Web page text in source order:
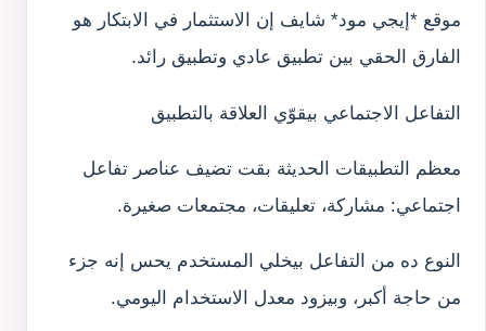
موقع *إيجي مود* شايف إن الاستثمار في الابتكار هو
الفارق الحقي بين تطبيق عادي وتطبيق رائد.
التفاعل الاجتماعي بيقوّي العلاقة بالتطبيق
معظم التطبيقات الحديثة بقت تضيف عناصر تفاعل
اجتماعي: مشاركة، تعليقات، مجتمعات صغيرة.
النوع ده من التفاعل بيخلي المستخدم يحس إنه جزء
من حاجة أكبر، وبيزود معدل الاستخدام اليومي.